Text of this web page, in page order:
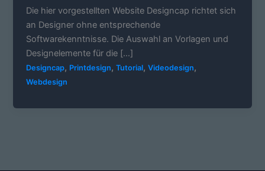
Die hier vorgestellten Website Designcap richtet sich
an Designer ohne entsprechende
Softwarekenntnisse. Die Auswahl an Vorlagen und
Designelemente für die […]
Designcap, Printdesign,Tutorial,Videodesign,
Webdesign